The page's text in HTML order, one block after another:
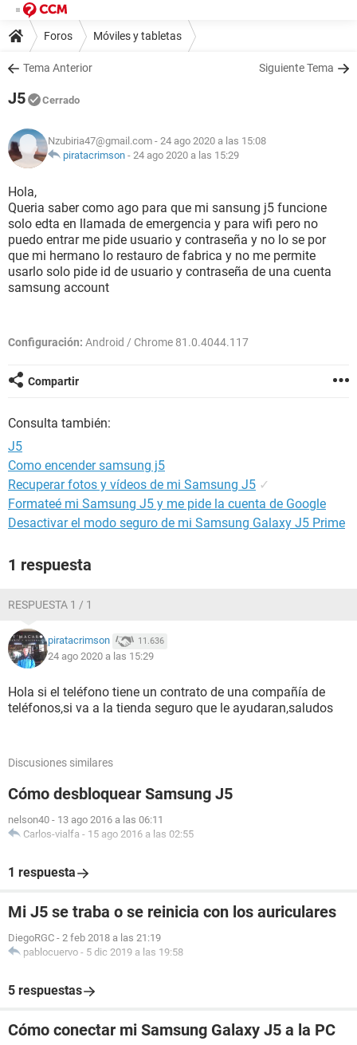
Foros Móviles y tabletas
Tema Anterior Siguiente Tema
J5 Cerrado
Nzubiria47@gmail.com - 24 ago 2020 a las 15:08
piratacrimson - 24 ago 2020 a las 15:29
Hola,
Queria saber como ago para que mi sansung j5 funcione
solo edta en llamada de emergencia y para wifi pero no
puedo entrar me pide usuario y contraseña y no lo se por
que mi hermano lo restauro de fabrica y no me permite
usarlo solo pide id de usuario y contraseña de una cuenta
samsung account
Configuración: Android / Chrome 81.0.4044.117
Compartir
Consulta también:
J5
Como encender samsung j5
Recuperar fotos y vídeos de mi Samsung J5 ✓
Formateé mi Samsung J5 y me pide la cuenta de Google
Desactivar el modo seguro de mi Samsung Galaxy J5 Prime
1 respuesta
RESPUESTA 1 / 1
piratacrimson 11.636
24 ago 2020 a las 15:29
Hola si el teléfono tiene un contrato de una compañía de
teléfonos,si va a la tienda seguro que le ayudaran,saludos
Discusiones similares
Cómo desbloquear Samsung J5
nelson40 - 13 ago 2016 a las 06:11
Carlos-vialfa - 15 ago 2016 a las 02:55
1 respuesta
Mi J5 se traba o se reinicia con los auriculares
DiegoRGC - 2 feb 2018 a las 21:19
pablocuervo - 5 dic 2019 a las 19:58
5 respuestas
Cómo conectar mi Samsung Galaxy J5 a la PC